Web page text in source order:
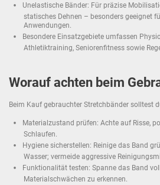
Unelastische Bänder: Für präzise
statisches Dehnen – besonders geeignet
Anwendungen.
Besondere Einsatzgebiete umfassen
Athletiktraining, Seniorenfitness sowie
Worauf achten beim
Beim Kauf gebrauchter Stretchbänder solltest
Materialzustand prüfen: Achte auf Risse,
Schlaufen.
Hygiene sicherstellen: Reinige das Band
Wasser; vermeide aggressive
Funktionalität testen: Spanne das Band
Materialschwächen zu erkennen.